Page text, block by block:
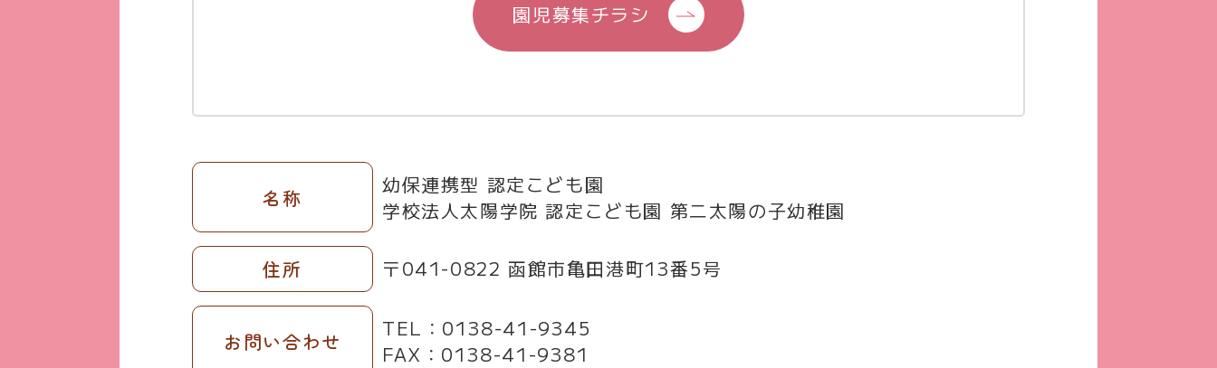
園児募集チラシ
名称
幼保連携型 認定こども園
学校法人太陽学院 認定こども園 第二太陽の子幼稚園
住所 〒041-0822 函館市亀田港町13番5号
お問い合わせ
TEL：0138-41-9345
FAX：0138-41-9381